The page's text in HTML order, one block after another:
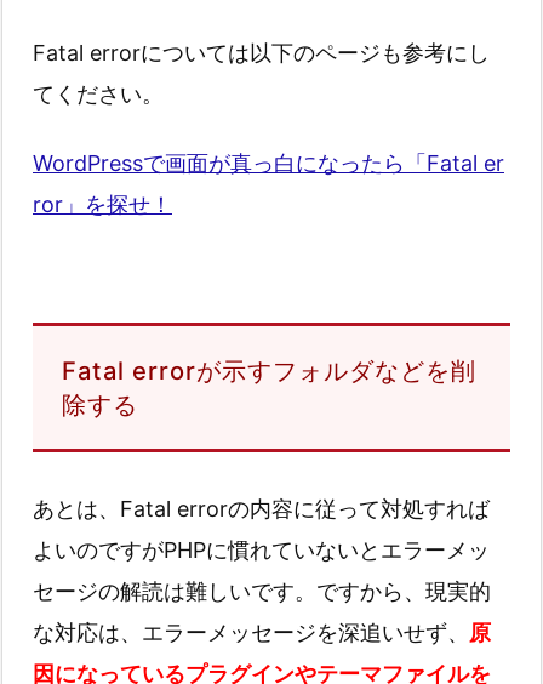
Fatal errorについては以下のページも参考にし
てください。
WordPressで画面が真っ白になったら「Fatal er
ror」を探せ！
Fatal errorが示すフォルダなどを削
除する
あとは、Fatal errorの内容に従って対処すれば
よいのですがPHPに慣れていないとエラーメッ
セージの解読は難しいです。ですから、現実的
な対応は、エラーメッセージを深追いせず、 原
因になっているプラグインやテーマファイルを